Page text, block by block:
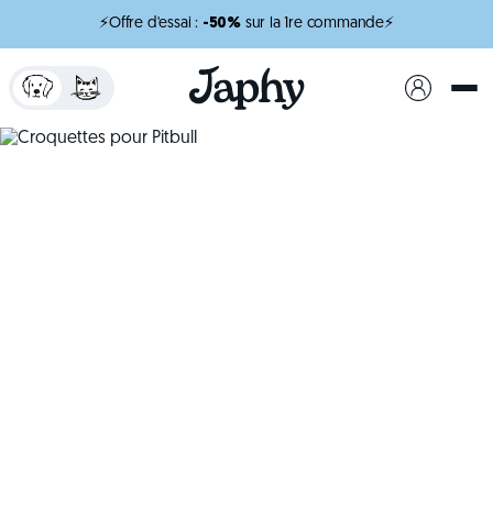
⚡Offre d'essai : -50% sur la 1re commande⚡